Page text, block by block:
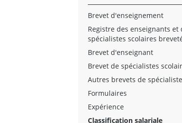
Brevet d'enseignement
Registre des enseignants et
spécialistes scolaires
Brevet d'enseignant
Brevet de spécialistes
Autres brevets de
Formulaires
Expérience
Classification salariale